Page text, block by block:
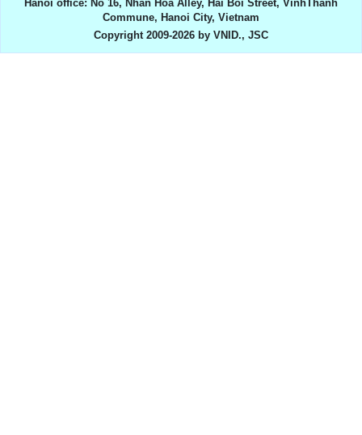
Hanoi office: No 16, Nhan Hoa Alley, Hai Boi Street, VinhThanh
Commune, Hanoi City, Vietnam
Copyright 2009-2026 by VNID., JSC